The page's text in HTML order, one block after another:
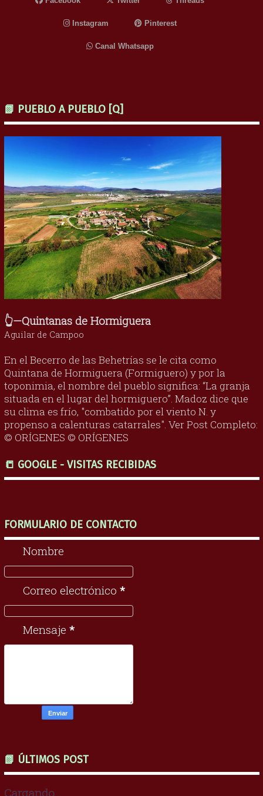
Instagram Pinterest
Canal Whatsapp
📗 PUEBLO A PUEBLO [Q]
👆—Quintanas de Hormiguera
Aguilar de Campoo
En el Becerro de las Behetrías se le cita como
Quintana de Hormiguera (Formiguero) y por la
toponimia, el nombre del pueblo significa: “La granja
situada en el lugar del hormiguero”. Madoz dice que
su clima es frío, "combatido por el viento N. y
propenso a calenturas catarrales". Ver Post Completo:
© ORÍGENES © ORÍGENES
📒 GOOGLE - VISITAS RECIBIDAS
FORMULARIO DE CONTACTO
Nombre
Correo electrónico *
Mensaje *
📗 ÚLTIMOS POST
Cargando...